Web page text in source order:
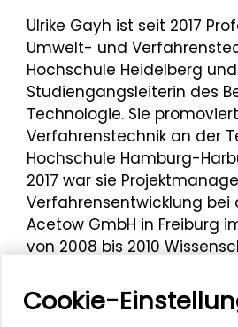
Ulrike Gayh ist seit 2017
Umwelt- und
Hochschule Heidelberg und
Studiengangsleiterin des
Technologie. Sie
Verfahrenstechnik an der
Hochschule Hamburg-
2017 war sie
Verfahrensentwicklung bei
Acetow GmbH in Freiburg
von 2008 bis 2010
Abwasserwirtschaft und
der Technischen
Cookie-